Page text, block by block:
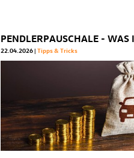
22.04.2026 Tipps & Tricks